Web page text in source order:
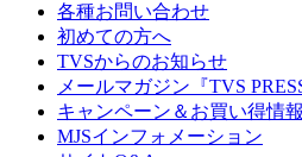
各種お問い合わせ
初めての方へ
TVSからのお知らせ
メールマガジン『TVS
キャンペーン＆お買い得情報
MJSインフォメーション